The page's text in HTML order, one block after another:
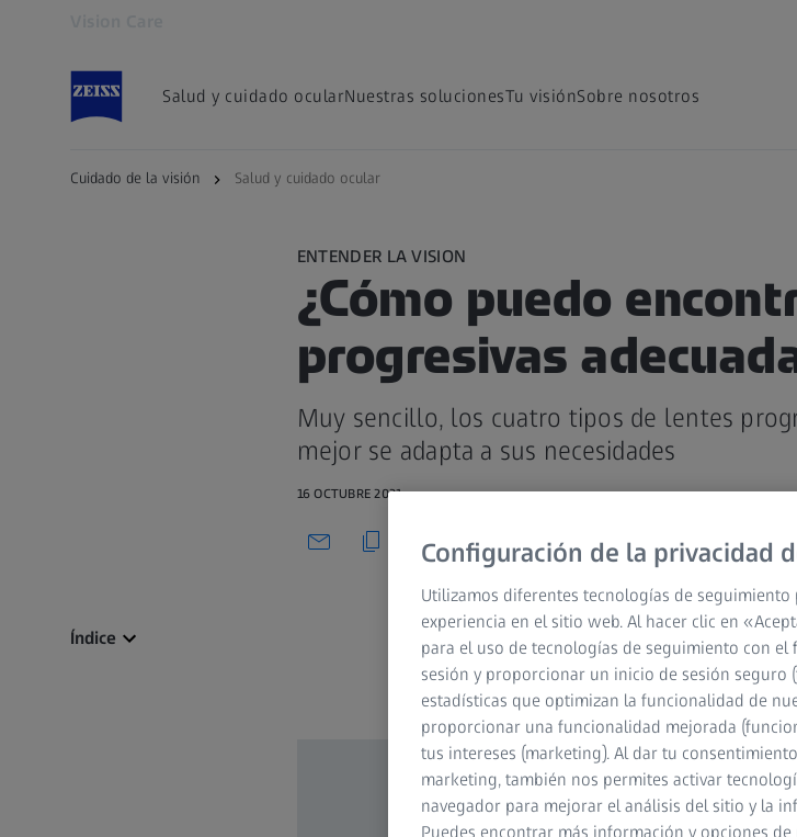
Salud y cuidado ocularNuestras solucionesTu visiónSobre nosotros
Cuidado de la visión Salud y cuidado ocular
ENTENDER LA VISION
¿Cómo puedo
progresivas
Muy sencillo, los cuatro tipos de lentes
mejor se adapta a sus necesidades
16 OCTUBRE 2021
Índice
Configuración de la privacidad
Utilizamos diferentes tecnologías de
experiencia en el sitio web. Al hacer clic en
para el uso de tecnologías de seguimiento con
sesión y proporcionar un inicio de sesión seguro
estadísticas que optimizan la funcionalidad de
proporcionar una funcionalidad mejorada
tus intereses (marketing). Al dar tu
marketing, también nos permites activar
navegador para mejorar el análisis del sitio y la
Puedes encontrar más información y opciones